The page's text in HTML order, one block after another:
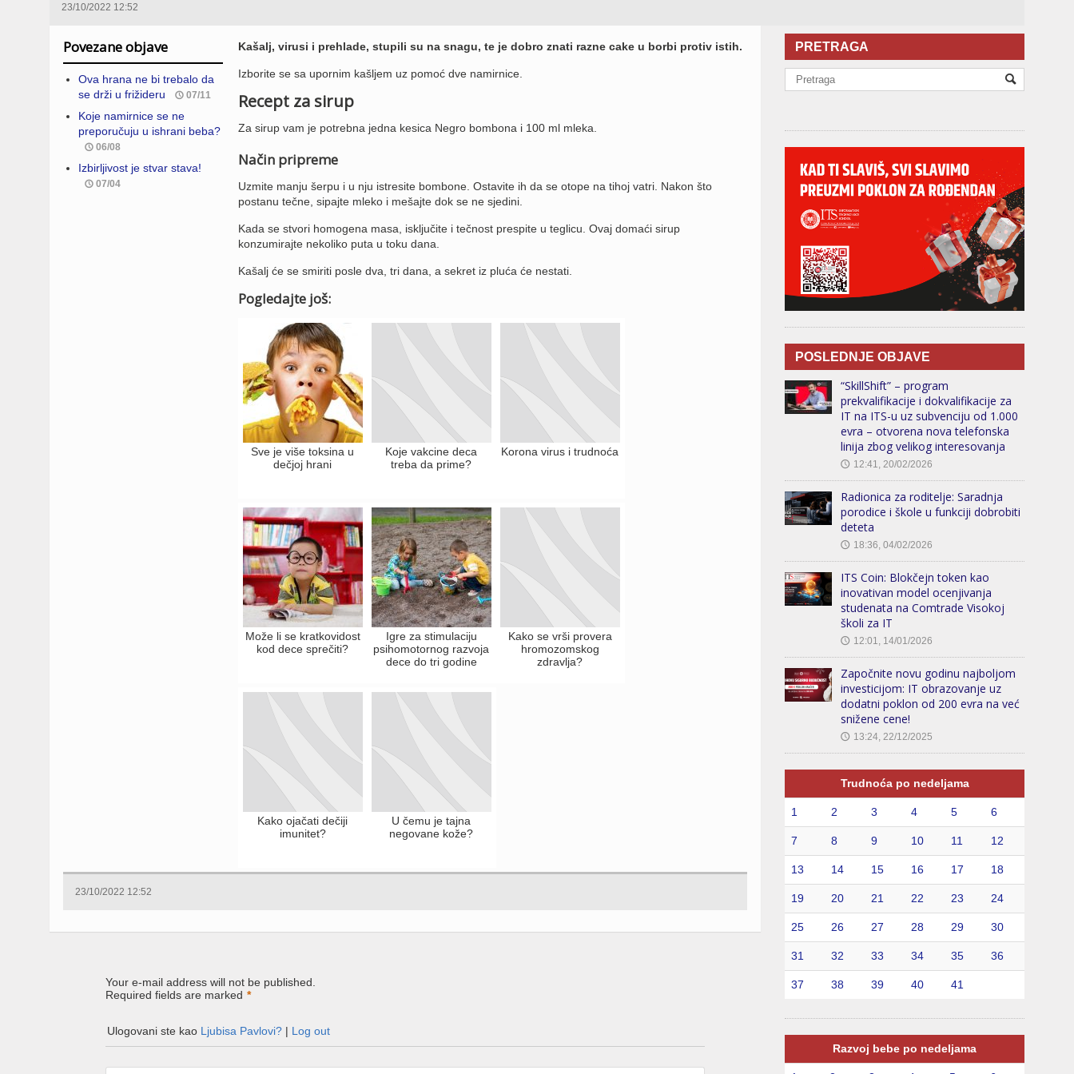
23/10/2022 12:52
Povezane objave
Ova hrana ne bi trebalo da
se drži u frižideru
07/11
Koje namirnice se ne
preporučuju u ishrani beba?
06/08
Izbirljivost je stvar stava!
07/04
Kašalj, virusi i prehlade, stupili su na snagu, te je dobro znati razne cake u borbi protiv istih.
Izborite se sa upornim kašljem uz pomoć dve namirnice.
Recept za sirup
Za sirup vam je potrebna jedna kesica Negro bombona i 100 ml mleka.
Način pripreme
Uzmite manju šerpu i u nju istresite bombone. Ostavite ih da se otope na tihoj vatri. Nakon što
postanu tečne, sipajte mleko i mešajte dok se ne sjedini.
Kada se stvori homogena masa, isključite i tečnost prespite u teglicu. Ovaj domaći sirup
konzumirajte nekoliko puta u toku dana.
Kašalj će se smiriti posle dva, tri dana, a sekret iz pluća će nestati.
Pogledajte još:
Sve je više toksina u
dečjoj hrani
Koje vakcine deca
treba da prime?
Korona virus i trudnoća
Može li se kratkovidost
kod dece sprečiti?
Igre za stimulaciju
psihomotornog razvoja
dece do tri godine
Kako se vrši provera
hromozomskog
zdravlja?
Kako ojačati dečiji
imunitet?
U čemu je tajna
negovane kože?
23/10/2022 12:52
Your e-mail address will not be published.
Required fields are marked *
Ulogovani ste kao Ljubisa Pavlovi? | Log out
PRETRAGA
POSLEDNJE OBJAVE
“SkillShift” – program
prekvalifikacije i dokvalifikacije za
IT na ITS-u uz subvenciju od 1.000
evra – otvorena nova telefonska
linija zbog velikog interesovanja
🕔 12:41, 20/02/2026
Radionica za roditelje: Saradnja
porodice i škole u funkciji dobrobiti
deteta
🕔 18:36, 04/02/2026
ITS Coin: Blokčejn token kao
inovativan model ocenjivanja
studenata na Comtrade Visokoj
školi za IT
🕔 12:01, 14/01/2026
Započnite novu godinu najboljom
investicijom: IT obrazovanje uz
dodatni poklon od 200 evra na već
snižene cene!
🕔 13:24, 22/12/2025
Trudnoća po nedeljama
1 2 3 4 5 6
7 8 9 10 11 12
13 14 15 16 17 18
19 20 21 22 23 24
25 26 27 28 29 30
31 32 33 34 35 36
37 38 39 40 41
Razvoj bebe po nedeljama